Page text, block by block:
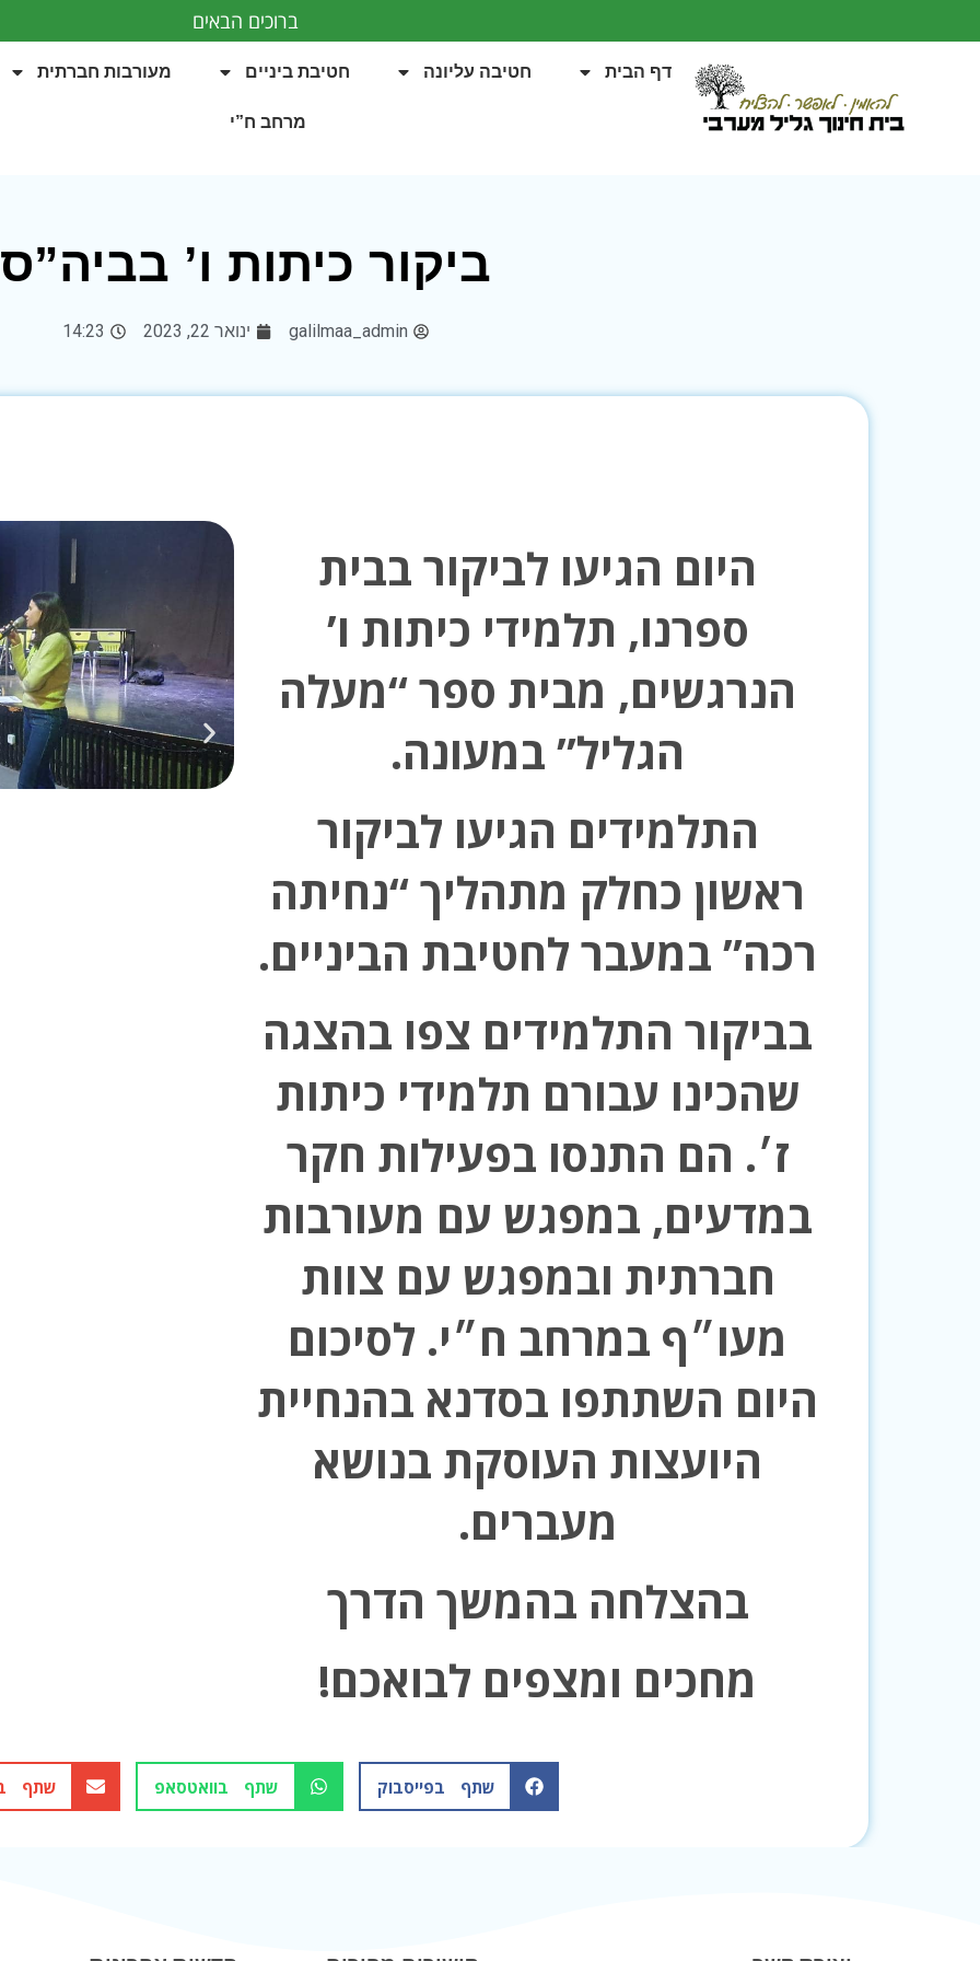
ברוכים הבאים
דף הבית חטיבה עליונה חטיבת ביניים מעורבות חברתית
מרחב ח”י
ביקור כיתות ו’ בביה”ס
galilmaa_admin ינואר 22, 2023 14:23
היום הגיעו לביקור בבית
ספרנו, תלמידי כיתות ו’
הנרגשים, מבית ספר “מעלה
הגליל” במעונה.
התלמידים הגיעו לביקור
ראשון כחלק מתהליך “נחיתה
רכה” במעבר לחטיבת הביניים.
בביקור התלמידים צפו בהצגה
שהכינו עבורם תלמידי כיתות
ז׳. הם התנסו בפעילות חקר
במדעים, במפגש עם מעורבות
חברתית ובמפגש עם צוות
מעו״ף במרחב ח״י. לסיכום
היום השתתפו בסדנא בהנחיית
היועצות העוסקת בנושא
מעברים.
בהצלחה בהמשך הדרך
מחכים ומצפים לבואכם!
שתף בפייסבוק שתף בוואטסאפ שתף